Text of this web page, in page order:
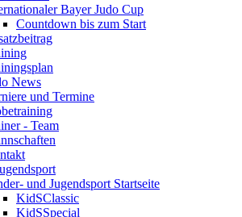
Bayer Judo Cup
Countdown bis zum Start
News
und Termine
- Team
und Jugendsport Startseite
KidSClassic
KidSSpecial